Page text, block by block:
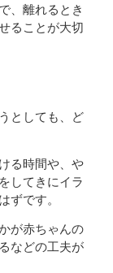
、離れるとき
ることが大切
としても、ど
る時間や、や
してきにイラ
ずです。
が赤ちゃんの
などの工夫が